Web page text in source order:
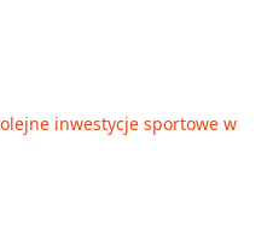
inwestycje sportowe w